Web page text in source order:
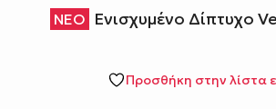
Ενισχυμένο Δίπτυχο
Προσθήκη στην λίστα